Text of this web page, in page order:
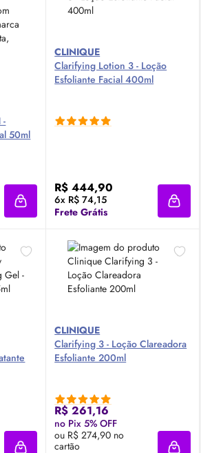
-
50ml
Adicionar à sacola
CLINIQUE
Clarifying Lotion 3 - Loção
Esfoliante Facial 400ml
R$ 444,90
6x R$ 74,15
Frete Grátis
CLINIQUE
Clarifying 3 - Loção Clareadora
Esfoliante 200ml
R$ 261,16
no Pix 5% OFF
ou R$ 274,90 no
cartão